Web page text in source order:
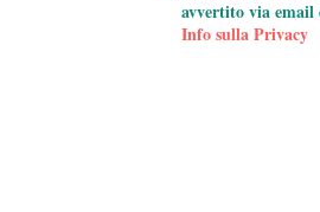
avvertito via
Info sulla Privacy